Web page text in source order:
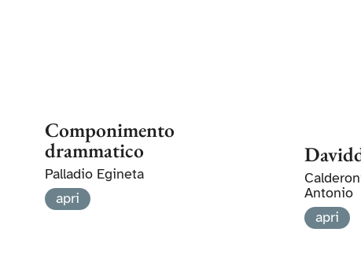
Componimento
drammatico
Palladio Egineta
apri
Antonio
apri